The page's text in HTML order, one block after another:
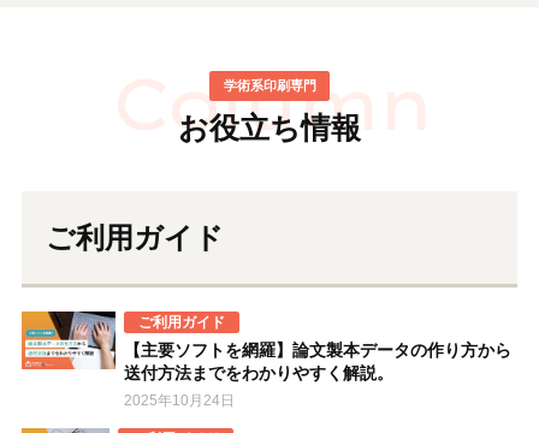
お役立ち情報
ご利用ガイド
ご利用ガイド
【主要ソフトを網羅】論文製本データの作り方から
送付方法までをわかりやすく解説。
2025年10月24日